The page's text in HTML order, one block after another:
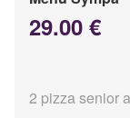
29.00 €
2 pizza senior